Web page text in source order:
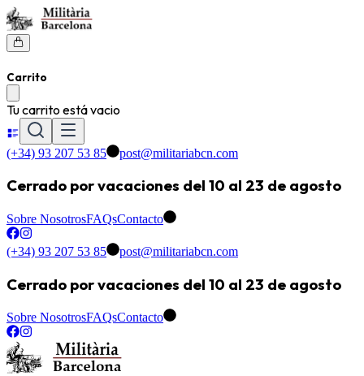
Carrito
Tu carrito está vacio
(+34) 93 207 53 85 post@militariabcn.com
Cerrado por vacaciones del 10 al 23 de agosto
Sobre NosotrosFAQsContacto
(+34) 93 207 53 85 post@militariabcn.com
Cerrado por vacaciones del 10 al 23 de agosto
Sobre NosotrosFAQsContacto